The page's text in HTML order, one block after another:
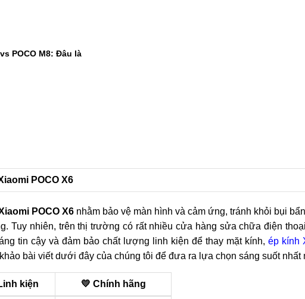
POCO M8: Đâu là
POCO X6
POCO X6 nhằm bảo vệ màn hình và cảm ứng, tránh khỏi bụi
Tuy nhiên, trên thị trường có rất nhiều cửa hàng sửa chữa điện
tin cậy và đảm bảo chất lượng linh kiện để thay mặt kính, ép kính
bài viết dưới đây của chúng tôi để đưa ra lựa chọn sáng suốt nhất
kiện 💛 Chính hãng